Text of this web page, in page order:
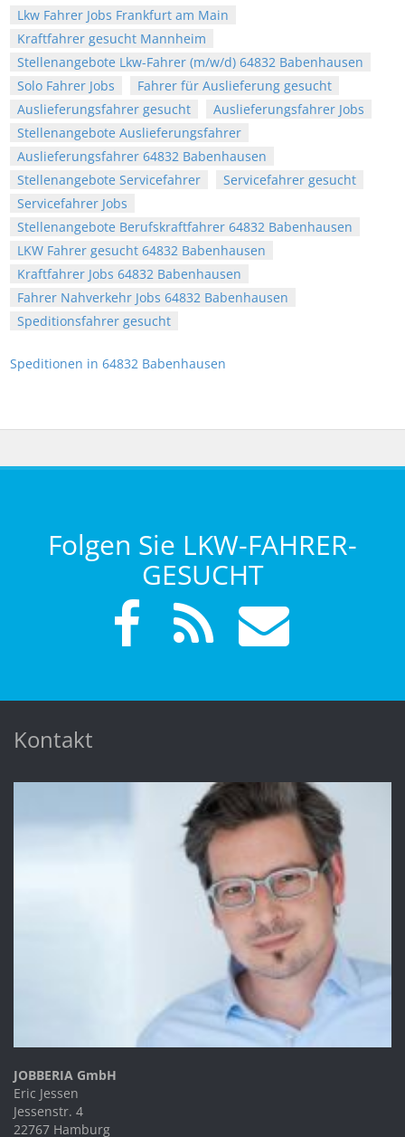
Lkw Fahrer Jobs Frankfurt am Main
Kraftfahrer gesucht Mannheim
Stellenangebote Lkw-Fahrer (m/w/d) 64832 Babenhausen
Solo Fahrer Jobs
Fahrer für Auslieferung gesucht
Auslieferungsfahrer gesucht
Auslieferungsfahrer Jobs
Stellenangebote Auslieferungsfahrer
Auslieferungsfahrer 64832 Babenhausen
Stellenangebote Servicefahrer
Servicefahrer gesucht
Servicefahrer Jobs
Stellenangebote Berufskraftfahrer 64832 Babenhausen
LKW Fahrer gesucht 64832 Babenhausen
Kraftfahrer Jobs 64832 Babenhausen
Fahrer Nahverkehr Jobs 64832 Babenhausen
Speditionsfahrer gesucht
Speditionen in 64832 Babenhausen
Folgen Sie LKW-FAHRER-
GESUCHT
Kontakt
JOBBERIA GmbH
Eric Jessen
Jessenstr. 4
22767 Hamburg